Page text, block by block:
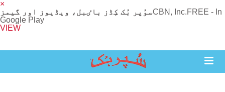
×
سوُپر بُک کِڈز باٸبل، ویڈیوز اور گیمزCBN, Inc.FREE - In
Google Play
VIEW